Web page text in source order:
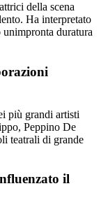
della scena
Ha interpretato
duratura
più grandi artisti
Peppino De
teatrali di grande
il